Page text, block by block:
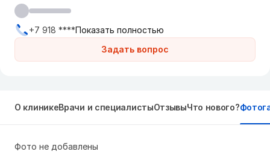
Задать вопрос
+7 918 ****Показать полностью
О клиникеВрачи и специалистыОтзывыЧто нового?
Фото не добавлены